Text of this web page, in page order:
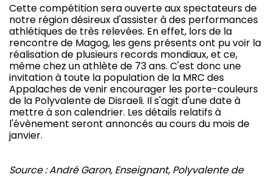
Cette compétition sera ouverte aux spectateurs de
notre région désireux d'assister à des performances
athlétiques de très relevées. En effet, lors de la
rencontre de Magog, les gens présents ont pu voir la
réalisation de plusieurs records mondiaux, et ce,
même chez un athlète de 73 ans. C'est donc une
invitation à toute la population de la MRC des
Appalaches de venir encourager les porte-couleurs
de la Polyvalente de Disraeli. Il s'agit d'une date à
mettre à son calendrier. Les détails relatifs à
l'évènement seront annoncés au cours du mois de
janvier.
Source : André Garon, Enseignant, Polyvalente de